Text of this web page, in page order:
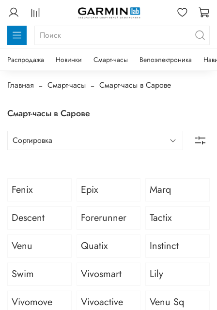
Распродажа Новинки Смарт-часы Велоэлектроника
Главная Смарт-часы Смарт-часы в Сарове
Смарт-часы в Сарове
Fenix Epix
Marq
Descent
Forerunner
Tactix
Venu
Quatix
Instinct
Swim
Vivosmart
Lily
Vivomove
Vivoactive
Venu Sq